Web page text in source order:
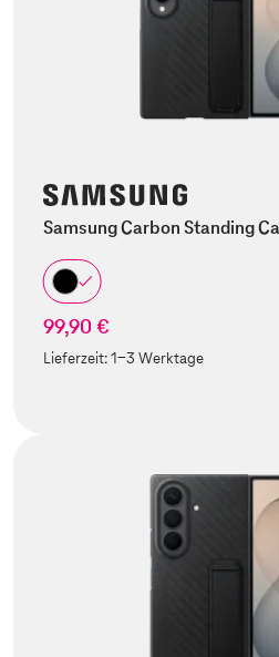
Samsung Carbon Standing
99,90 €
Lieferzeit:1-3 Werktage